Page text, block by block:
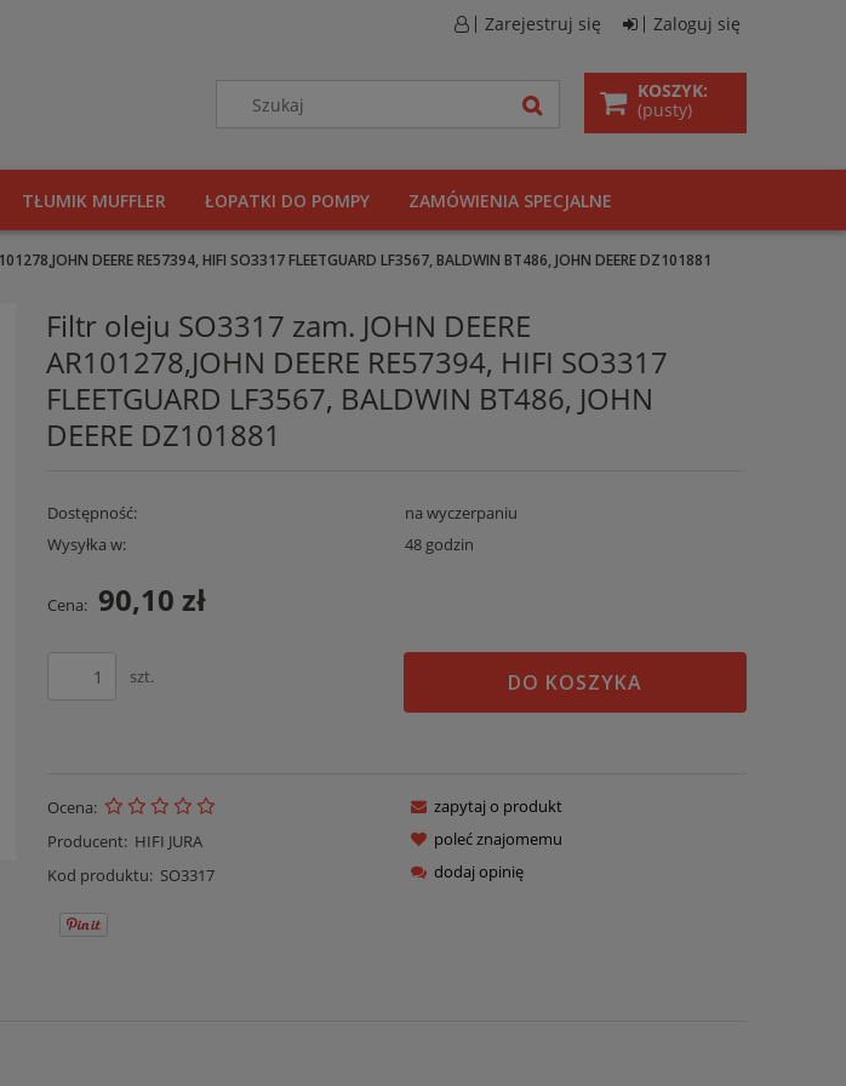
Zarejestruj się Zaloguj się
KOSZYK:
(pusty)
TŁUMIK MUFFLER ŁOPATKI DO POMPY ZAMÓWIENIA SPECJALNE
DEERE RE57394, HIFI SO3317 FLEETGUARD LF3567, BALDWIN BT486, JOHN DEERE DZ101881
Filtr oleju SO3317 zam. JOHN DEERE
AR101278,JOHN DEERE RE57394, HIFI SO3317
FLEETGUARD LF3567, BALDWIN BT486, JOHN
DEERE DZ101881
Dostępność:
na wyczerpaniu
Wysyłka w:
48 godzin
Cena: 90,10 zł
szt. DO KOSZYKA
Ocena:
Producent: HIFI JURA
Kod produktu: SO3317
zapytaj o produkt
poleć znajomemu
dodaj opinię